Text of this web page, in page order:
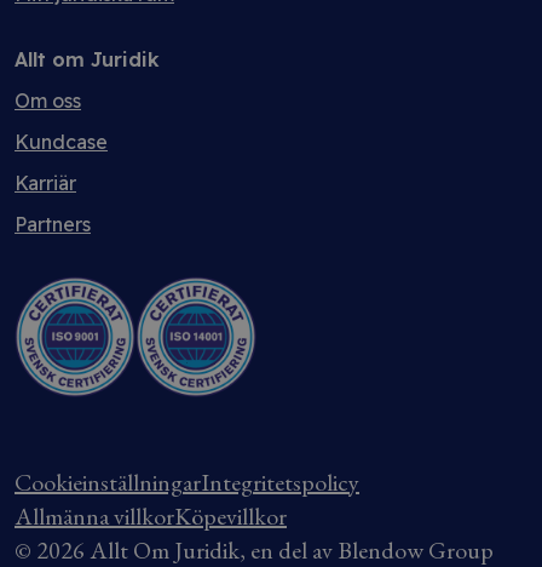
Allt om Juridik
Om oss
Kundcase
Karriär
Partners
CookieinställningarIntegritetspolicy
Allmänna villkorKöpevillkor
© 2026 Allt Om Juridik, en del av Blendow Group